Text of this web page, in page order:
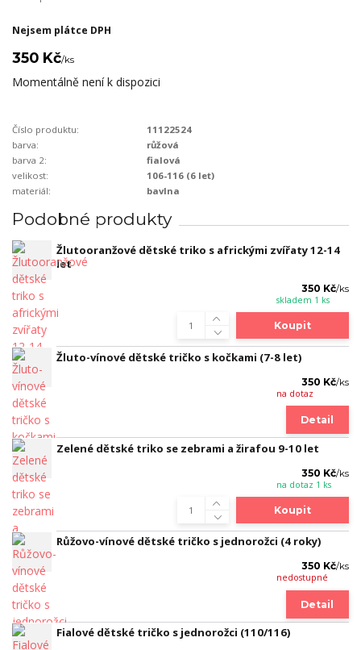
Nejsem plátce DPH
350 Kč/ks
Momentálně není k dispozici
Číslo produktu:
11122524
barva:
růžová
barva 2:
fialová
velikost:
106-116 (6 let)
materiál:
bavlna
Podobné produkty
Žlutooranžové dětské triko s africkými zvířaty 12-14
let
350 Kč/ks
skladem 1 ks
Koupit
Žluto-vínové dětské tričko s kočkami (7-8 let)
350 Kč/ks
na dotaz
Detail
Zelené dětské triko se zebrami a žirafou 9-10 let
350 Kč/ks
na dotaz 1 ks
Koupit
Růžovo-vínové dětské tričko s jednorožci (4 roky)
350 Kč/ks
nedostupné
Detail
Fialové dětské tričko s jednorožci (110/116)